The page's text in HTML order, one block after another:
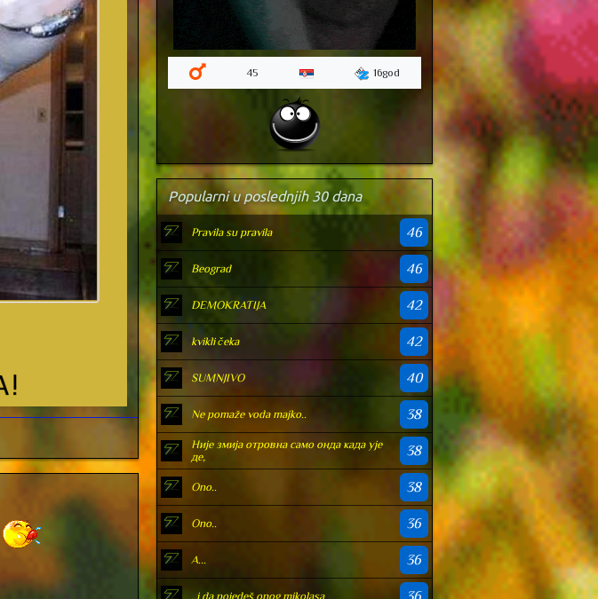
45 16god
Popularni u poslednjih 30 dana
Pravila su pravila 46
Beograd 46
DEMOKRATIJA 42
kvikli čeka 42
SUMNJIVO 40
Ne pomaže voda majko.. 38
Није змија отровна само онда када ује
де,
38
Ono.. 38
Ono.. 36
А... 36
..i da pojedeš onog mikolasa